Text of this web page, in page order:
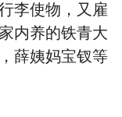
李使物，又雇
内养的铁青大
薛姨妈宝钗等